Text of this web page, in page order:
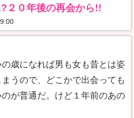
２０年後の再会から!!
歳になれば男も女も昔とは姿
うので、どこかで出会っても
が普通だ。けど１年前のあの